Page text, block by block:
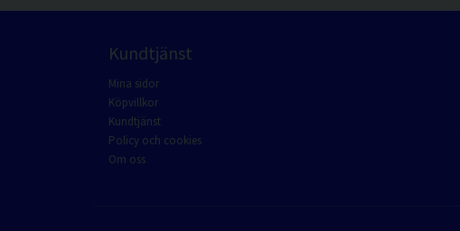
Kundtjänst
Mina sidor
Köpvillkor
Kundtjänst
Policy och cookies
Om oss